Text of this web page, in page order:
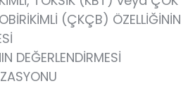
(ÇKÇB) ÖZELLİĞİNİN
DEĞERLENDİRMESİ